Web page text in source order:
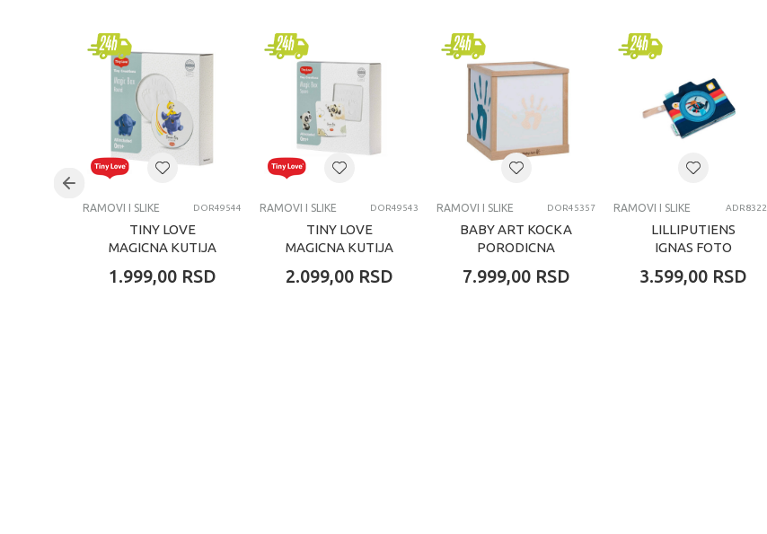
Brend Jugavi
Pol devojčice
Uzrast svi uzrasti
Kategorija RAMOVI I SLIKE
RAMOVI I SLIKE DOR49544
TINY LOVE
MAGICNA KUTIJA
1.999,00 RSD
RAMOVI I SLIKE DOR49543
TINY LOVE
MAGICNA KUTIJA
2.099,00 RSD
RAMOVI I SLIKE DOR45357
BABY ART KOCKA
PORODICNA
7.999,00 RSD
RAMOVI I SLIKE
LILLIPUTIENS
IGNAS FOTO
3.599,00 RSD